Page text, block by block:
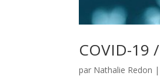
COVID-19
par Nathalie Redon